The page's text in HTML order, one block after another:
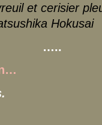
et cerisier
Hokusai
…..